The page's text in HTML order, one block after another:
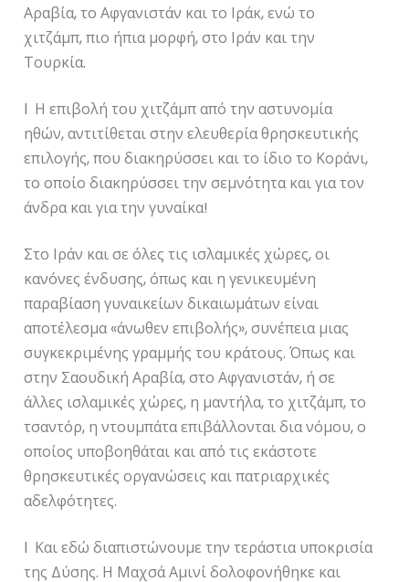
Αραβία, το Αφγανιστάν και το Ιράκ, ενώ το
χιτζάμπ, πιο ήπια μορφή, στο Ιράν και την
Τουρκία.
l Η επιβολή του χιτζάμπ από την αστυνομία
ηθών, αντιτίθεται στην ελευθερία θρησκευτικής
επιλογής, που διακηρύσσει και το ίδιο το Κοράνι,
το οποίο διακηρύσσει την σεμνότητα και για τον
άνδρα και για την γυναίκα!
Στο Ιράν και σε όλες τις ισλαμικές χώρες, οι
κανόνες ένδυσης, όπως και η γενικευμένη
παραβίαση γυναικείων δικαιωμάτων είναι
αποτέλεσμα «άνωθεν επιβολής», συνέπεια μιας
συγκεκριμένης γραμμής του κράτους. Όπως και
στην Σαουδική Αραβία, στο Αφγανιστάν, ή σε
άλλες ισλαμικές χώρες, η μαντήλα, το χιτζάμπ, το
τσαντόρ, η ντουμπάτα επιβάλλονται δια νόμου, ο
οποίος υποβοηθάται και από τις εκάστοτε
θρησκευτικές οργανώσεις και πατριαρχικές
αδελφότητες.
l Και εδώ διαπιστώνουμε την τεράστια υποκρισία
της Δύσης. Η Μαχσά Αμινί δολοφονήθηκε και